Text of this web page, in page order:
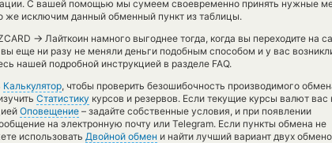
С вашей помощью мы сумеем своевременно принять нужные
же исключим данный обменный пункт из таблицы.
→ Лайткоин намного выгоднее тогда, когда вы переходите на
еще ни разу не меняли деньги подобным способом и у вас
нашей подробной инструкцией в разделе FAQ.
Калькулятор, чтобы проверить безошибочность производимого
Статистику курсов и резервов. Если текущие курсы валют вас
Оповещение – задайте собственные условия, и при появлении
на электронную почту или Telegram. Если пункты обмена не
использовать Двойной обмен и найти лучший вариант двух